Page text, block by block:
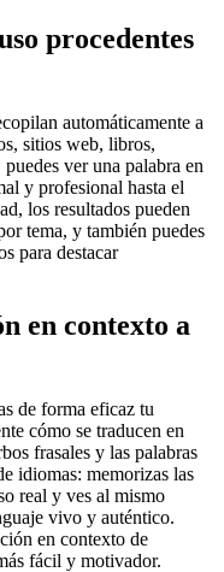
procedentes
automáticamente a
sitios web, libros,
ver una palabra en
y profesional hasta el
los resultados pueden
tema, y también puedes
para destacar
en contexto a
de forma eficaz tu
cómo se traducen en
frasales y las palabras
idiomas: memorizas las
real y ves al mismo
vivo y auténtico.
en contexto de
fácil y motivador.